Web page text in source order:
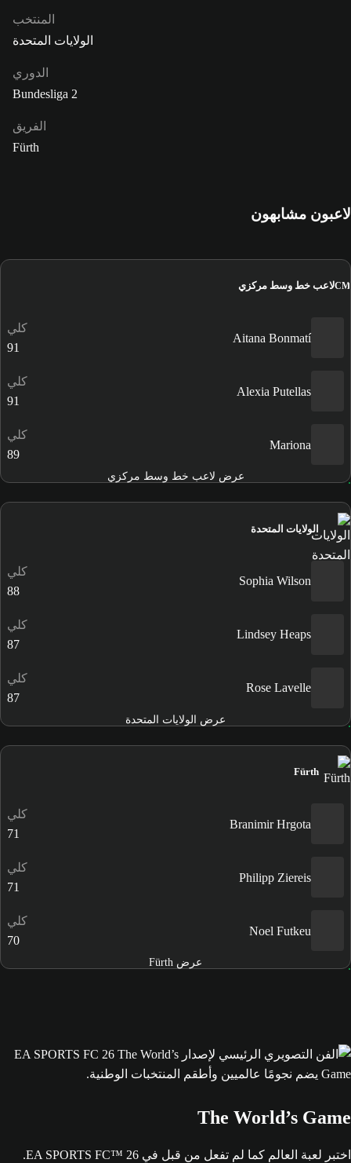
المنتخب
الولايات المتحدة
الدوري
Bundesliga 2
الفريق
Fürth
لاعبون مشابهون
CMلاعب خط وسط مركزي
Aitana Bonmatí
كلي
91
Alexia Putellas
كلي
91
Mariona
كلي
89
عرض لاعب خط وسط مركزي
الولايات المتحدة
Sophia Wilson
كلي
88
Lindsey Heaps
كلي
87
Rose Lavelle
كلي
87
عرض الولايات المتحدة
Fürth
Branimir Hrgota
كلي
71
Philipp Ziereis
كلي
71
Noel Futkeu
كلي
70
عرض Fürth
The World’s Game
اختبر لعبة العالم كما لم تفعل من قبل في EA SPORTS FC™ 26.